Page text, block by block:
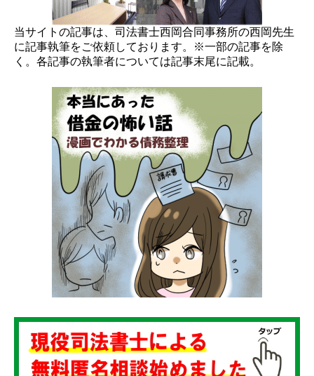
当サイトの記事は、司法書士西岡合同事務所の西岡先生
に記事執筆をご依頼しております。※一部の記事を除
く。各記事の執筆者については記事末尾に記載。